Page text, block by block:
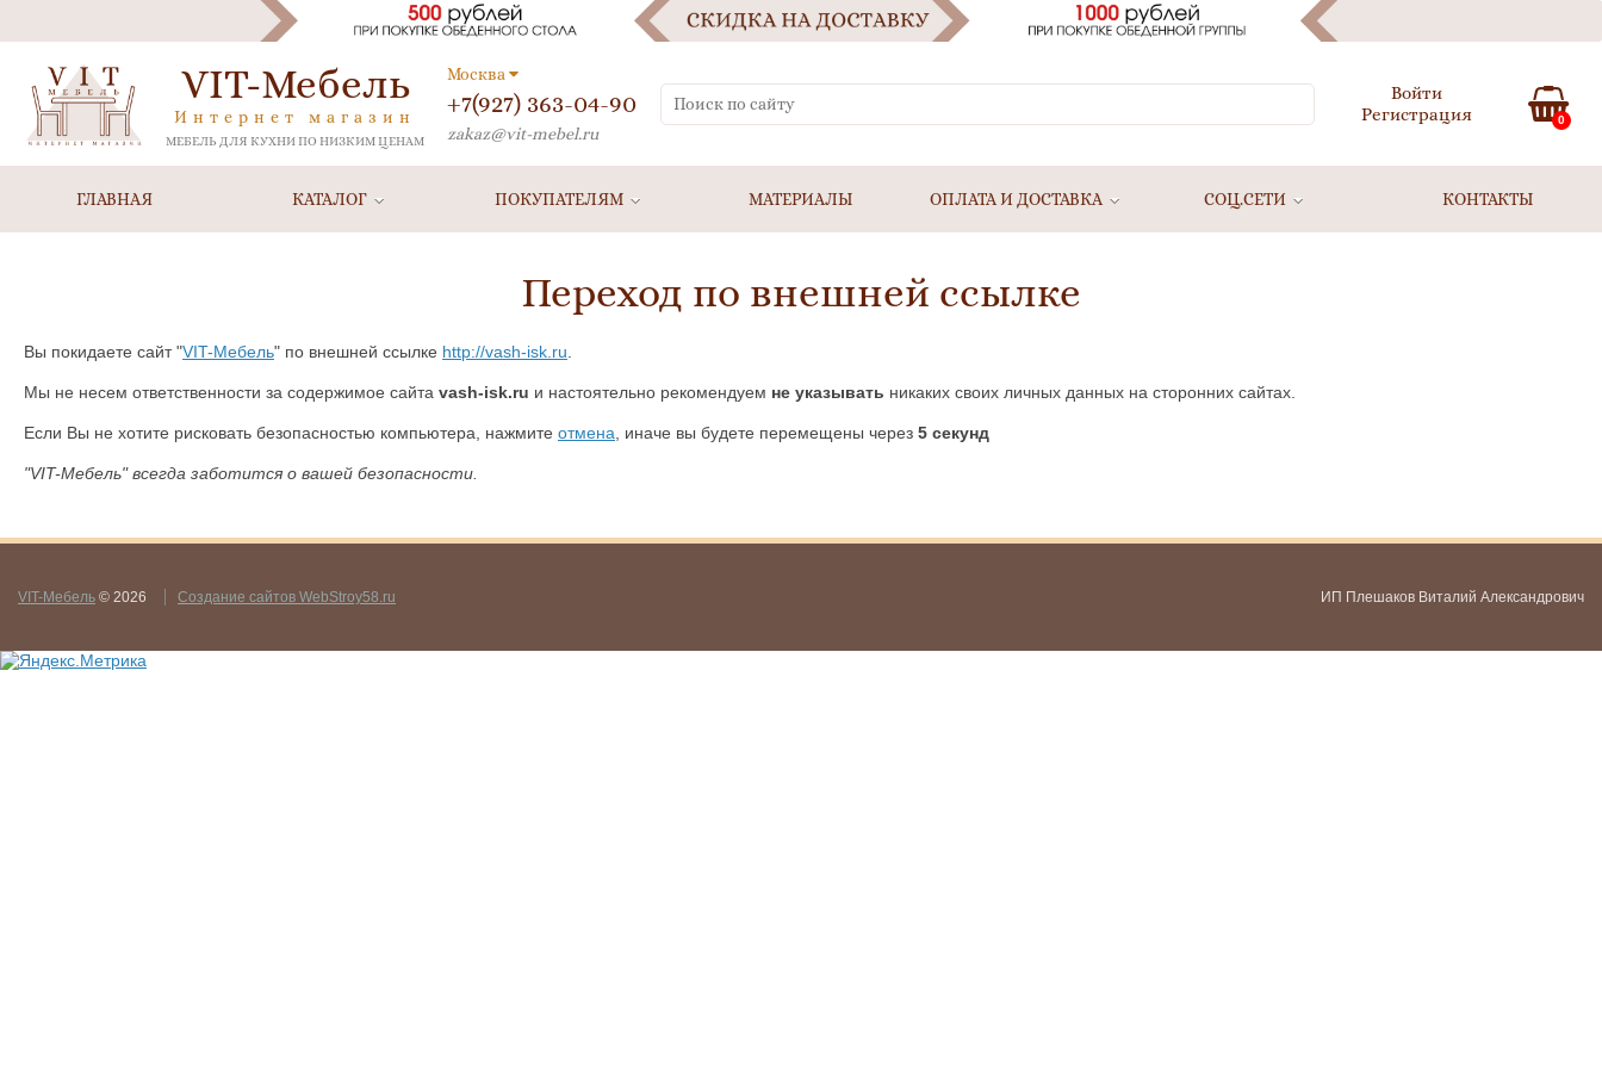
VIT-Мебель
Интернет магазин
МЕБЕЛЬ ДЛЯ КУХНИ ПО НИЗКИМ ЦЕНАМ
Москва
+7(927) 363-04-90
zakaz@vit-mebel.ru
Войти
Регистрация
0
ГЛАВНАЯ КАТАЛОГ ПОКУПАТЕЛЯМ МАТЕРИАЛЫ ОПЛАТА И ДОСТАВКА СОЦ.СЕТИ КОНТАКТЫ
Переход по внешней ссылке
Вы покидаете сайт "VIT-Мебель" по внешней ссылке http://vash-isk.ru
Мы не несем ответственности за содержимое сайта vash-isk.ru и настоятельно рекомендуем не указывать никаких своих личных данных на сторонних сайтах.
Если Вы не хотите рисковать безопасностью компьютера, нажмите отмена , иначе вы будете перемещены через 5 секунд
"VIT-Мебель" всегда заботится о вашей безопасности.
VIT-Мебель © 2026 Создание сайтов WebStroy58.ru ИП Плешаков Виталий Александрович